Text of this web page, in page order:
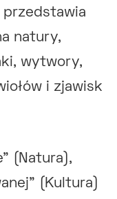
przedstawia
natury,
wytwory,
i zjawisk
(Natura),
(Kultura)